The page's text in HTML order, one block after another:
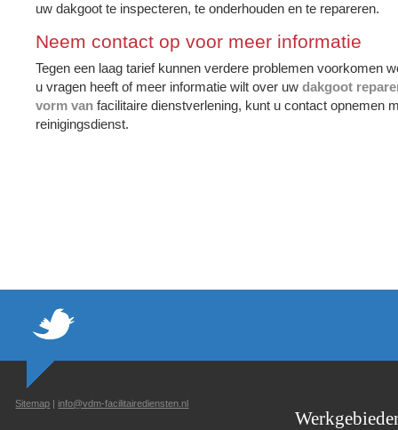
uw dakgoot te inspecteren, te onderhouden en te repareren.
Neem contact op voor meer informatie
Tegen een laag tarief kunnen verdere problemen voorkomen
u vragen heeft of meer informatie wilt over uw dakgoot
vorm van facilitaire dienstverlening, kunt u contact opnemen
reinigingsdienst.
Sitemap | info@vdm-facilitairediensten.nl